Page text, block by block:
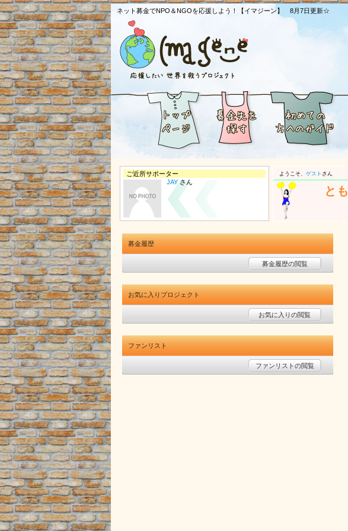
ネット募金でNPO＆NGOを応援しよう！【イマジーン】 8月7日更新☆
ご近所サポーター
JAYさん
ようこそ、 ゲスト さん
とも
募金履歴
募金履歴の閲覧
お気に入りプロジェクト
お気に入りの閲覧
ファンリスト
ファンリストの閲覧